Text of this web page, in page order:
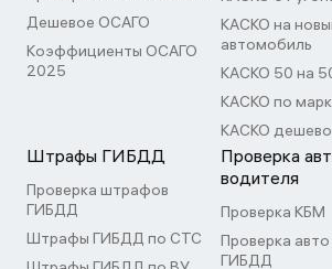
Дешевое ОСАГО
Коэффициенты ОСАГО
2025
КАСКО на
автомобиль
КАСКО 50 на
КАСКО по
КАСКО дешево
Штрафы ГИБДД
Проверка штрафов
ГИБДД
Штрафы ГИБДД по СТС
Проверка
водителя
Проверка КБМ
Проверка
ГИБДД